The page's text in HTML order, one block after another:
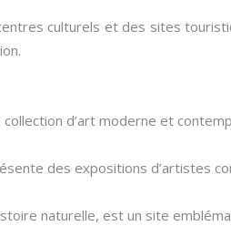
culturels et des sites
d’art moderne et
des expositions d’artistes
naturelle, est un site